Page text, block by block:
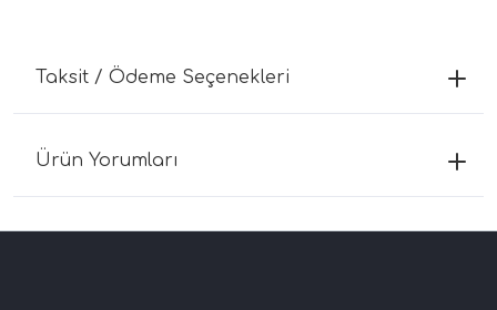
Taksit / Ödeme Seçenekleri
Ürün Yorumları